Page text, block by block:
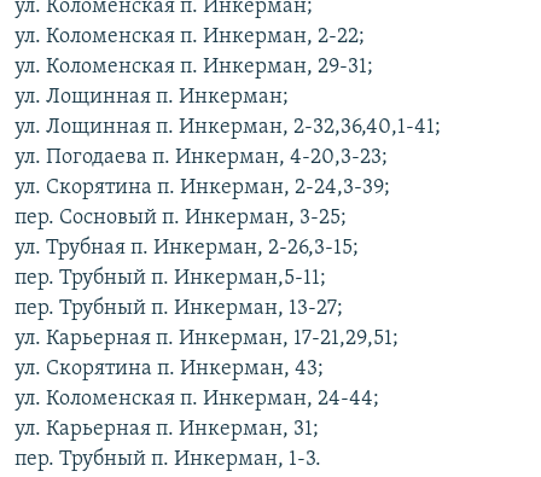
ул. Коломенская п. Инкерман;
ул. Коломенская п. Инкерман, 2-22;
ул. Коломенская п. Инкерман, 29-31;
ул. Лощинная п. Инкерман;
ул. Лощинная п. Инкерман, 2-32,36,40,1-41;
ул. Погодаева п. Инкерман, 4-20,3-23;
ул. Скорятина п. Инкерман, 2-24,3-39;
пер. Сосновый п. Инкерман, 3-25;
ул. Трубная п. Инкерман, 2-26,3-15;
пер. Трубный п. Инкерман,5-11;
пер. Трубный п. Инкерман, 13-27;
ул. Карьерная п. Инкерман, 17-21,29,51;
ул. Скорятина п. Инкерман, 43;
ул. Коломенская п. Инкерман, 24-44;
ул. Карьерная п. Инкерман, 31;
пер. Трубный п. Инкерман, 1-3.